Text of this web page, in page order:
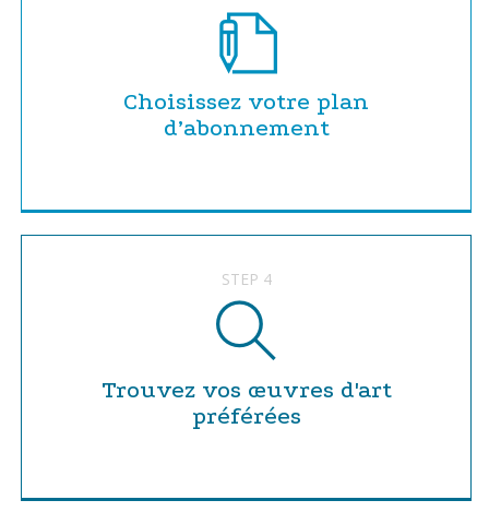
Choisissez votre plan
d’abonnement
STEP 4
Trouvez vos œuvres d'art
préférées